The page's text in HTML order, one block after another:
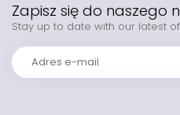
Zapisz się do naszego
Stay up to date with our latest